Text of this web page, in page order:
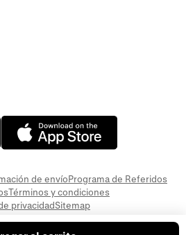
de envíoPrograma de Referidos
Términos y condiciones
privacidadSitemap